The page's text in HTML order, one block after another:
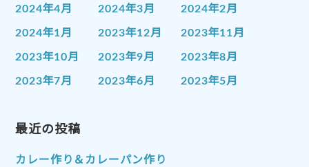
2024年4月 2024年3月 2024年2月
2024年1月 2023年12月 2023年11月
2023年10月 2023年9月 2023年8月
2023年7月 2023年6月 2023年5月
2023年1月
2022年10月 2022年9月
最近の投稿
カレー作り＆カレーパン作り